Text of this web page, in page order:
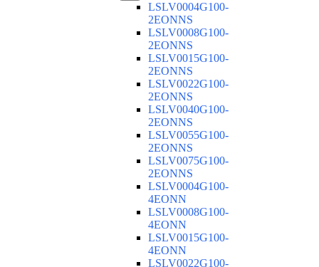
LSLV0004G100-
2EONNS
LSLV0008G100-
2EONNS
LSLV0015G100-
2EONNS
LSLV0022G100-
2EONNS
LSLV0040G100-
2EONNS
LSLV0055G100-
2EONNS
LSLV0075G100-
2EONNS
LSLV0004G100-
4EONN
LSLV0008G100-
4EONN
LSLV0015G100-
4EONN
LSLV0022G100-